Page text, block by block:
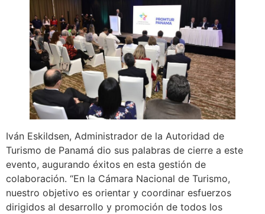
Iván Eskildsen, Administrador de la Autoridad de
Turismo de Panamá dio sus palabras de cierre a este
evento, augurando éxitos en esta gestión de
colaboración. “En la Cámara Nacional de Turismo,
nuestro objetivo es orientar y coordinar esfuerzos
dirigidos al desarrollo y promoción de todos los